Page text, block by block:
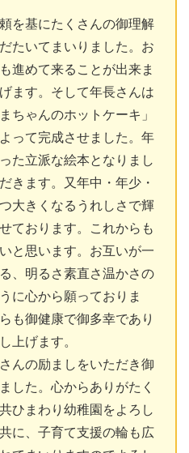
を基にたくさんの御理解
たいてまいりました。お
進めて来ることが出来ま
ます。そして年長さんは
ちゃんのホットケーキ」
って完成させました。年
た立派な絵本となりまし
きます。又年中・年少・
大きくなるうれしさで輝
ております。これからも
と思います。お互いが一
、明るさ素直さ温かさの
に心から願っておりま
も御健康で御多幸であり
上げます。
んの励ましをいただき御
した。心からありがたく
ひまわり幼稚園をよろし
に、子育て支援の輪も広